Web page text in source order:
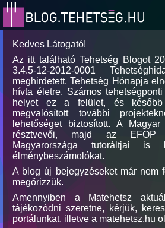
Kedves Látogató!
Az itt található Tehetség Blogot
3.4.5-12-2012-0001
meghirdetett, Tehetség Hónapja
hívta életre. Számos
helyet ez a felület, és később
megvalósított további
lehetőséget biztosított. A
résztvevői, majd az EFOP
Magyarországa tutoráltjai
élménybeszámolókat.
A blog új bejegyzéseket már nem
megőrizzük.
Amennyiben a Matehetsz
tájékozódni szeretne, kérjük,
portálunkat, illetve a matehetsz.hu